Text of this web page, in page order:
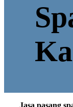
Jasa pasang